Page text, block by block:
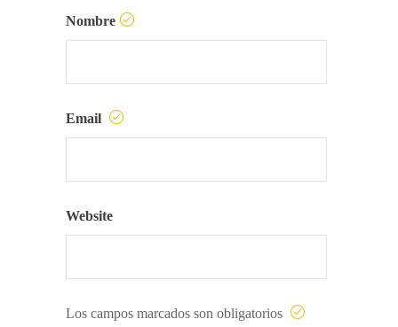
Nombre
Email
Website
Los campos marcados son obligatorios